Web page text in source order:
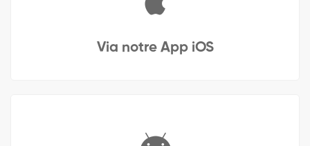
Via notre App iOS